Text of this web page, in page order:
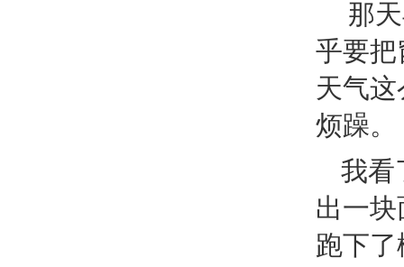
那
乎要把
天气
烦躁。
我看
出一
跑下